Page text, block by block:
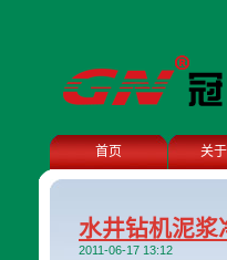
首页 关于
水井钻机泥浆
2011-06-17 13:12